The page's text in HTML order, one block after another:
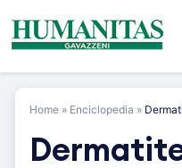
content
Home » Enciclopedia »